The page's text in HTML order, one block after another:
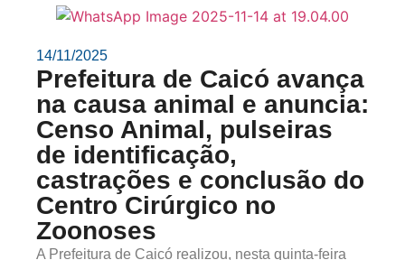
14/11/2025
Prefeitura de Caicó avança
na causa animal e anuncia:
Censo Animal, pulseiras
de identificação,
castrações e conclusão do
Centro Cirúrgico no
Zoonoses
A Prefeitura de Caicó realizou, nesta quinta-feira